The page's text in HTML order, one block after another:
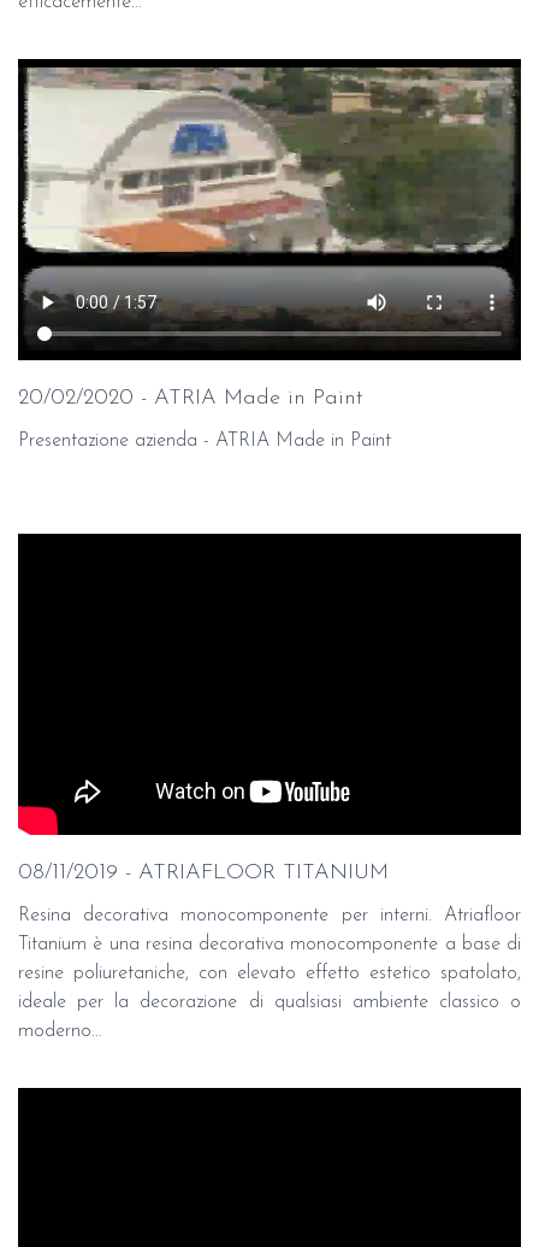
20/02/2020 - ATRIA Made in Paint
Presentazione azienda - ATRIA Made in Paint
08/11/2019 - ATRIAFLOOR TITANIUM
Resina decorativa monocomponente per interni. Atriafloor
Titanium è una resina decorativa monocomponente a base di
resine poliuretaniche, con elevato effetto estetico spatolato,
ideale per la decorazione di qualsiasi ambiente classico o
moderno...